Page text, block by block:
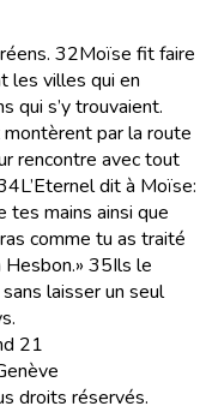
32Moïse fit faire
les villes qui en
qui s’y trouvaient.
par la route
rencontre avec tout
L’Eternel dit à Moïse:
tes mains ainsi que
comme tu as traité
35Ils le
laisser un seul
21
droits réservés.